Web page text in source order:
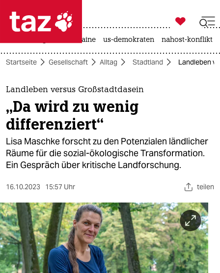
 taz zahl ich
taz zahl ich
themen
politik
öko
gesellschaft
sport
berlin
nord
wahrheit

taz zahl ich
krieg in der ukraine us-demokraten nahost-konflikt
Startseite Gesellschaft Alltag Stadtland Landleben
Landleben versus Großstadtdasein
„Da wird zu wenig
differenziert“
Lisa Maschke forscht zu den Potenzialen ländlicher
Räume für die sozial-ökologische Transformation.
Ein Gespräch über kritische Landforschung.
16.10.2023 15:57 Uhr teilen